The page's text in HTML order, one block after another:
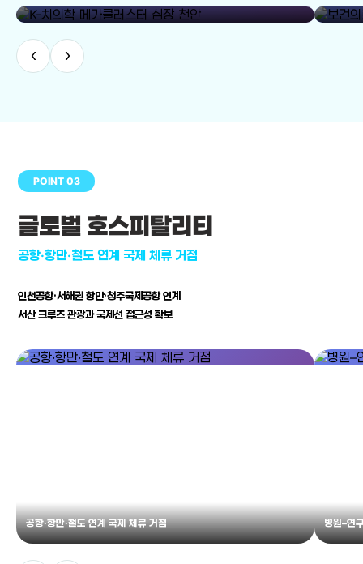
‹ ›
POINT 03
글로벌 호스피탈리티
공항·항만·철도 연계 국제 체류 거점
인천공항·서해권 항만·청주국제공항 연계
서산 크루즈 관광과 국제선 접근성 확보
공항·항만·철도 연계 국제 체류 거점 병원–연